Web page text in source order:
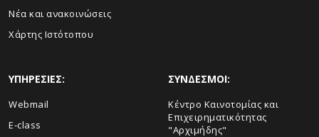
Νέα και ανακοινώσεις
Χάρτης Ιστότοπου
ΥΠΗΡΕΣΙΕΣ:
Webmail
E-class
ΣΥΝΔΕΣΜΟΙ:
Κέντρο Καινοτομίας και
Επιχειρηματικότητας
"Αρχιμήδης"